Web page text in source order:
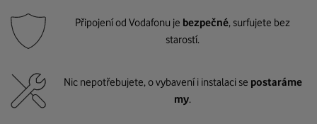
Připojení od Vodafonu je bezpečné, surfujete bez
starostí.
Nic nepotřebujete, o vybavení i instalaci se postaráme
my.